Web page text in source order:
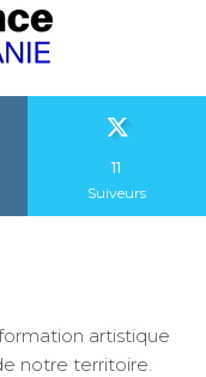
11
Suiveurs
artistique
notre territoire.